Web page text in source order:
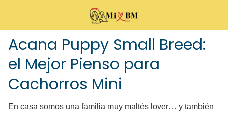
Acana Puppy Small Breed:
el Mejor Pienso para
Cachorros Mini
En casa somos una familia muy maltés lover… y también